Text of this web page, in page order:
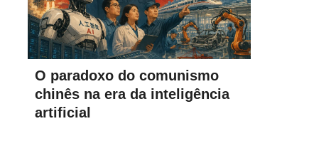
O paradoxo do comunismo
chinês na era da inteligência
artificial